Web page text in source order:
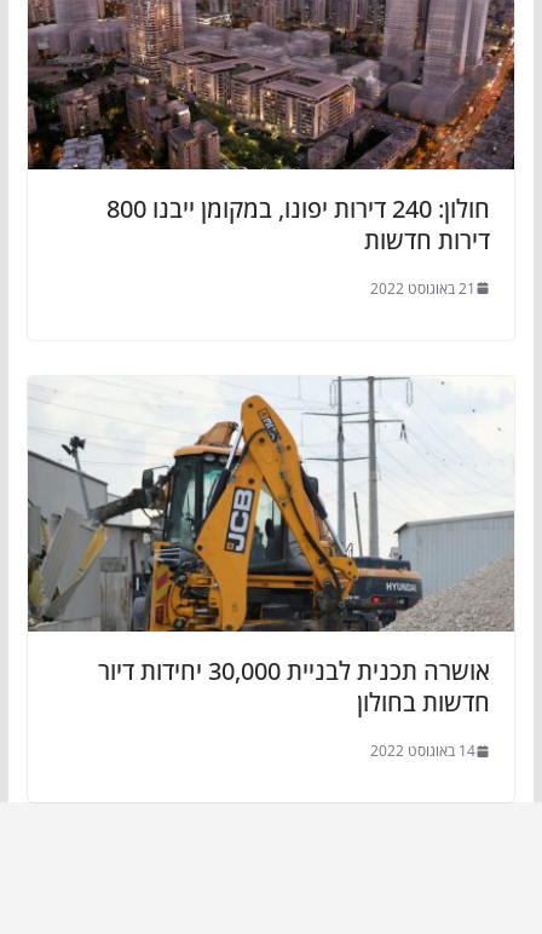
חולון: 240 דירות יפונו, במקומן ייבנו 800
דירות חדשות
21 באוגוסט 2022
אושרה תכנית לבניית 30,000 יחידות דיור
חדשות בחולון
14 באוגוסט 2022